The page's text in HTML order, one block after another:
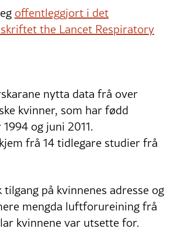
offentleggjort i det
the Lancet Respiratory
nytta data frå over
kvinner, som har fødd
og juni 2011.
frå 14 tidlegare studier frå
tilgang på kvinnenes adresse og
mengda luftforureining frå
kvinnene var utsette for.